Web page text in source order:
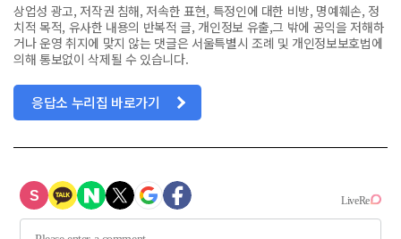
상업성 광고, 저작권 침해, 저속한 표현, 특정인에 대한 비방, 명예훼손, 정
치적 목적, 유사한 내용의 반복적 글, 개인정보 유출,그 밖에 공익을 저해하
거나 운영 취지에 맞지 않는 댓글은 서울특별시 조례 및 개인정보보호법에
의해 통보없이 삭제될 수 있습니다.
응답소 누리집 바로가기